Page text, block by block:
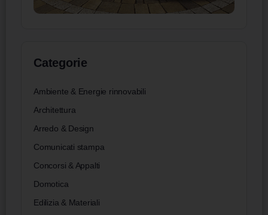
Categorie
Ambiente & Energie rinnovabili
Architettura
Arredo & Design
Comunicati stampa
Concorsi & Appalti
Domotica
Edilizia & Materiali